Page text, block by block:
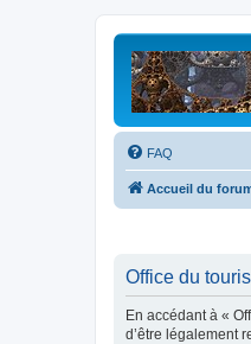
FAQ
Accueil du
Office du
En accédant à «
d’être légalement